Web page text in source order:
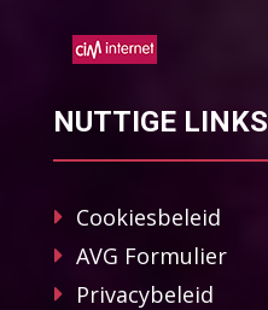
NUTTIGE LINKS
Cookiesbeleid
AVG Formulier
Privacybeleid